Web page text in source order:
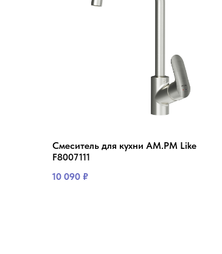
Смеситель для кухни AM.PM Like
F8007111
10 090 ₽